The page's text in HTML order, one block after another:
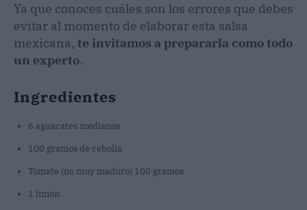
Ya que conoces cuáles son los errores que debes
evitar al momento de elaborar esta salsa
mexicana, te invitamos a prepararla como todo
un experto.
Ingredientes
6 aguacates medianos
100 gramos de cebolla
Tomate (no muy maduro) 100 gramos
1 limón